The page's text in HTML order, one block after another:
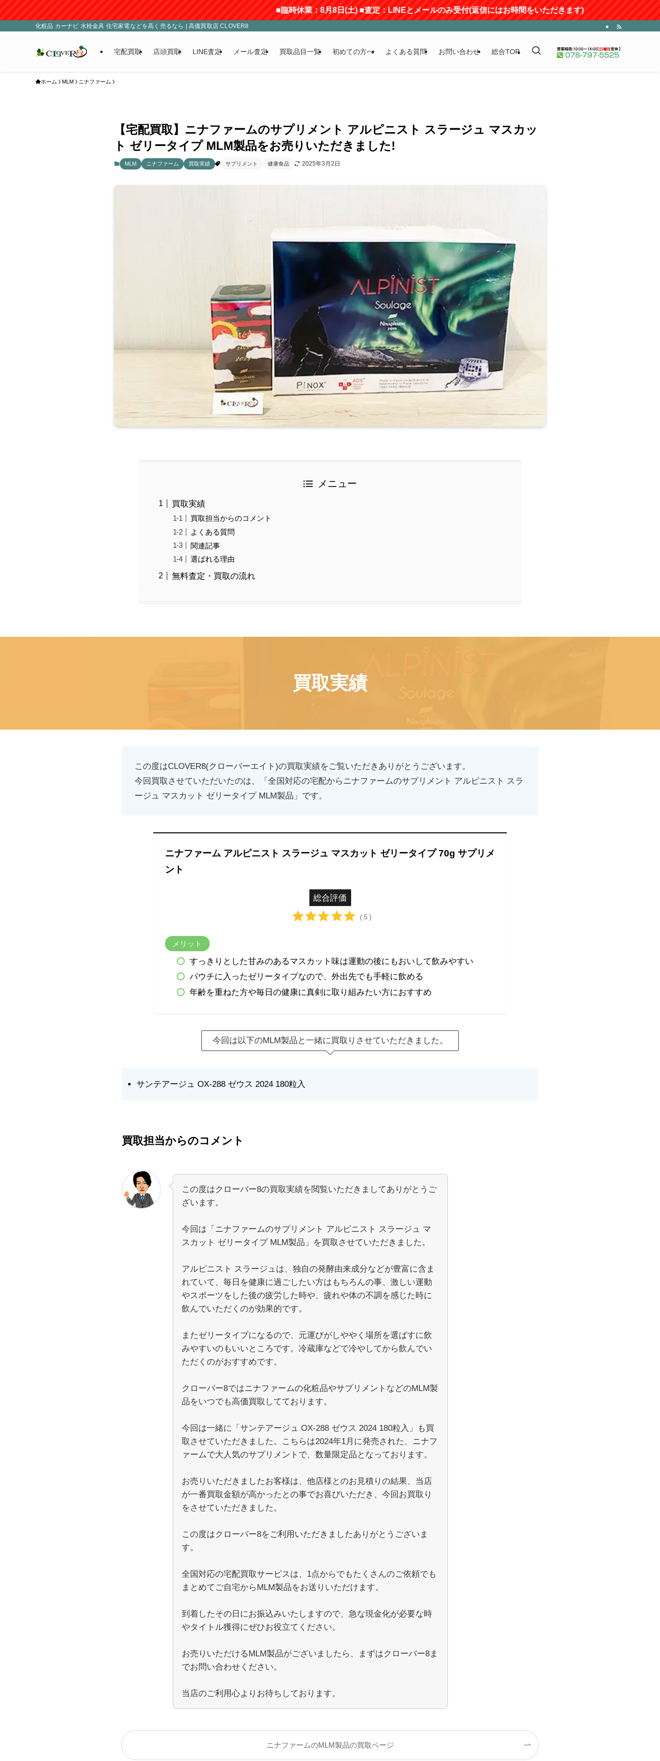
■臨時休業：8月8日(土) ■査定：LINEとメールのみ受付(返信にはお時間をいただきます)
化粧品 カーナビ 水栓金具 住宅家電などを高く売るなら | 高価買取店 CLOVER8
宅配買取 店頭買取 LINE査定 メール査定 買取品目一覧 初めての方へ よくある質問 お問い合わせ 総合TOP
ホーム MLM ニナファーム
【宅配買取】ニナファームのサプリメント アルピニスト スラージュ マスカッ
ト ゼリータイプ MLM製品をお売りいただきました!
MLM ニナファーム 買取実績 サプリメント 健康食品 2025年3月2日
メニュー
買取実績
買取担当からのコメント
よくある質問
関連記事
選ばれる理由
無料査定・買取の流れ
買取実績
この度はCLOVER8(クローバーエイト)の買取実績をご覧いただきありがとうございます。
今回買取させていただいたのは、「全国対応の宅配からニナファームのサプリメント アルピニスト スラ
ージュ マスカット ゼリータイプ MLM製品」です。
ニナファーム アルピニスト スラージュ マスカット ゼリータイプ 70g サプリメ
ント
総合評価
( 5 )
メリット
すっきりとした甘みのあるマスカット味は運動の後にもおいして飲みやすい
パウチに入ったゼリータイプなので、外出先でも手軽に飲める
年齢を重ねた方や毎日の健康に真剣に取り組みたい方におすすめ
今回は以下のMLM製品と一緒に買取りさせていただきました。
サンテアージュ OX-288 ゼウス 2024 180粒入
買取担当からのコメント
この度はクローバー8の買取実績を閲覧いただきましてありがとうご
ざいます。
今回は「ニナファームのサプリメント アルピニスト スラージュ マ
スカット ゼリータイプ MLM製品」を買取させていただきました。
アルピニスト スラージュは、独自の発酵由来成分などが豊富に含ま
れていて、毎日を健康に過ごしたい方はもちろんの事、激しい運動
やスポーツをした後の疲労した時や、疲れや体の不調を感じた時に
飲んでいただくのが効果的です。
またゼリータイプになるので、元運びがしややく場所を選ばすに飲
みやすいのもいいところです。冷蔵庫などで冷やしてから飲んでい
ただくのがおすすめです。
クローバー8ではニナファームの化粧品やサプリメントなどのMLM製
品をいつでも高価買取してております。
今回は一緒に「サンテアージュ OX-288 ゼウス 2024 180粒入」も買
取させていただきました。こちらは2024年1月に発売された、ニナフ
ァームで大人気のサプリメントで、数量限定品となっております。
お売りいただきましたお客様は、他店様とのお見積りの結果、当店
が一番買取金額が高かったとの事でお喜びいただき、今回お買取り
をさせていただきました。
この度はクローバー8をご利用いただきましたありがとうございま
す。
全国対応の宅配買取サービスは、1点からでもたくさんのご依頼でも
まとめてご自宅からMLM製品をお送りいただけます。
到着したその日にお振込みいたしますので、急な現金化が必要な時
やタイトル獲得にぜひお役立てください。
お売りいただけるMLM製品がございましたら、まずはクローバー8ま
でお問い合わせください。
当店のご利用心よりお待ちしております。
ニナファームのMLM製品の買取ページ